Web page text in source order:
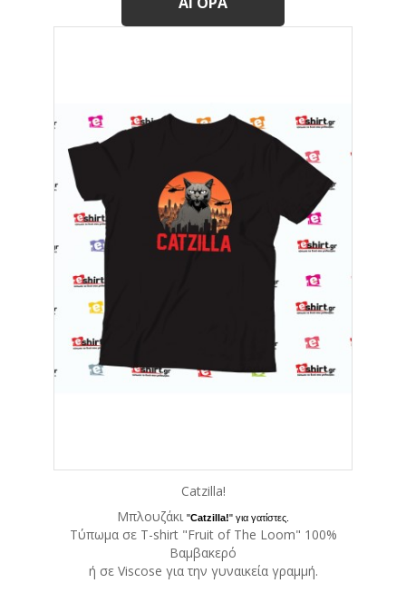
Catzilla!
Μπλουζάκι "Catzilla!" για γατίστες.
Tύπωμα σε T-shirt "Fruit of The Loom" 100%
Βαμβακερό
ή σε Viscose για την γυναικεία γραμμή.